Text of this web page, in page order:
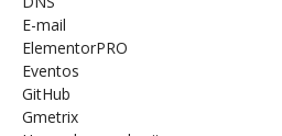
E-mail
ElementorPRO
Eventos
GitHub
Gmetrix